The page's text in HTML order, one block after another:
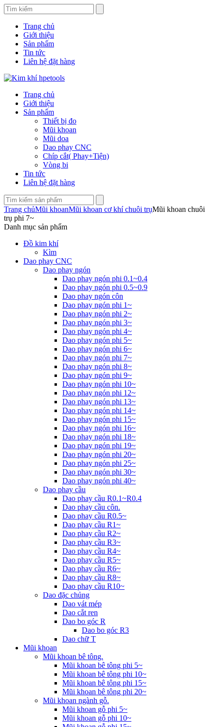
Trang chủ
Giới thiệu
Sản phẩm
Tin tức
Liên hệ đặt hàng
Trang chủ
Giới thiệu
Sản phẩm
Thiết bị đo
Mũi khoan
Mũi doa
Dao phay CNC
Chíp cắt( Phay+Tiện)
Vòng bi
Tin tức
Liên hệ đặt hàng
Trang chủMũi khoanMũi khoan cơ khí chuôi trụMũi khoan chuôi
trụ phi 7~
Danh mục sản phẩm
Đồ kim khí
Kìm
Dao phay CNC
Dao phay ngón
Dao phay ngón phi 0.1~0.4
Dao phay ngón phi 0.5~0.9
Dao phay ngón côn
Dao phay ngón phi 1~
Dao phay ngón phi 2~
Dao phay ngón phi 3~
Dao phay ngón phi 4~
Dao phay ngón phi 5~
Dao phay ngón phi 6~
Dao phay ngón phi 7~
Dao phay ngón phi 8~
Dao phay ngón phi 9~
Dao phay ngón phi 10~
Dao phay ngón phi 12~
Dao phay ngón phi 13~
Dao phay ngón phi 14~
Dao phay ngón phi 15~
Dao phay ngón phi 16~
Dao phay ngón phi 18~
Dao phay ngón phi 19~
Dao phay ngón phi 20~
Dao phay ngón phi 25~
Dao phay ngón phi 30~
Dao phay ngón phi 40~
Dao phay cầu
Dao phay cầu R0.1~R0.4
Dao phay cầu côn.
Dao phay cầu R0.5~
Dao phay cầu R1~
Dao phay cầu R2~
Dao phay cầu R3~
Dao phay cầu R4~
Dao phay cầu R5~
Dao phay cầu R6~
Dao phay cầu R8~
Dao phay cầu R10~
Dao đặc chủng
Dao vát mép
Dao cắt ren
Dao bo góc R
Dao bo góc R3
Dao chữ T
Mũi khoan
Mũi khoan bê tông.
Mũi khoan bê tông phi 5~
Mũi khoan bê tông phi 10~
Mũi khoan bê tông phi 15~
Mũi khoan bê tông phi 20~
Mũi khoan ngành gỗ.
Mũi khoan gỗ phi 5~
Mũi khoan gỗ phi 10~